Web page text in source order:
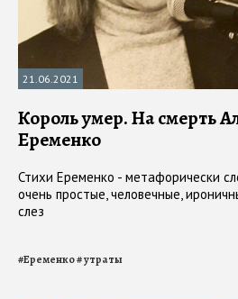
21.06.2021
Король умер. На смерть
Еременко
Стихи Еременко - метафорически
очень простые, человечные,
слез
#Еременко#утраты